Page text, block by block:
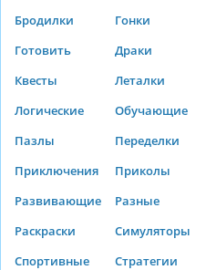
Бродилки
Гонки
Готовить
Драки
Квесты
Леталки
Логические
Обучающие
Пазлы
Переделки
Приключения
Приколы
Развивающие
Разные
Раскраски
Симуляторы
Спортивные
Стратегии